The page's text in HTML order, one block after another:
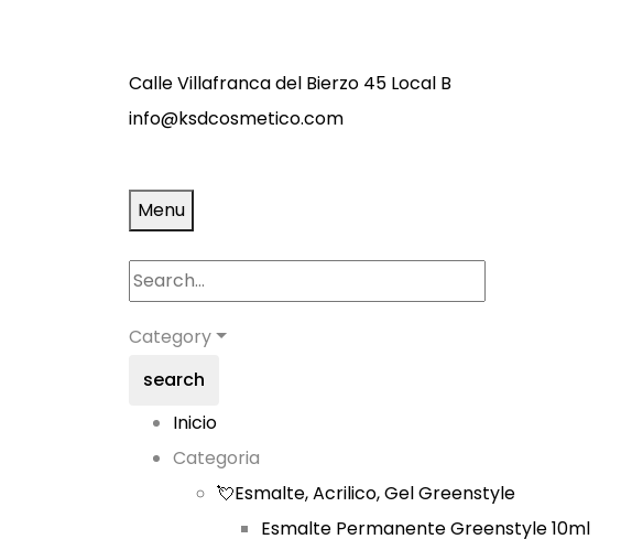
Calle Villafranca del Bierzo 45 Local B
info@ksdcosmetico.com
Menu
Category
search
Inicio
Categoria
💘Esmalte, Acrilico, Gel Greenstyle
Esmalte Permanente Greenstyle 10ml